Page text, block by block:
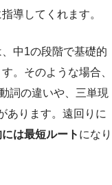
導してくれます。
中1の段階で基礎的
。そのような場合、
詞の違いや、三単現
あります。遠回りに
は最短ルート になり